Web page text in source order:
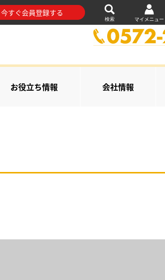
今すぐ会員登録する
検索 マイメニュー
お役立ち情報 会社情報